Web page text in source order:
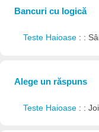
Bancuri cu logică
Teste Haioase : :
Alege un răspuns
Teste Haioase : :